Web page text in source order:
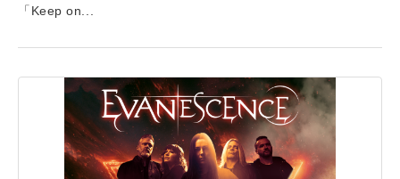
「Keep on...